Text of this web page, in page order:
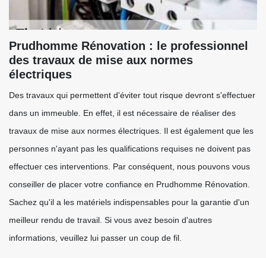
Prudhomme Rénovation : le professionnel
des travaux de mise aux normes
électriques
Des travaux qui permettent d'éviter tout risque devront s'effectuer
dans un immeuble. En effet, il est nécessaire de réaliser des
travaux de mise aux normes électriques. Il est également que les
personnes n'ayant pas les qualifications requises ne doivent pas
effectuer ces interventions. Par conséquent, nous pouvons vous
conseiller de placer votre confiance en Prudhomme Rénovation.
Sachez qu'il a les matériels indispensables pour la garantie d'un
meilleur rendu de travail. Si vous avez besoin d'autres
informations, veuillez lui passer un coup de fil.